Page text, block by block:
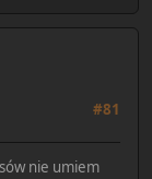
#81
nie umiem